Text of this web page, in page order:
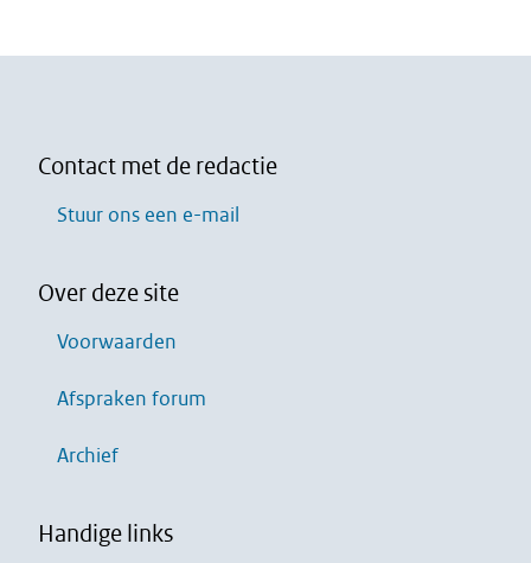
Contact met de redactie
Stuur ons een e-mail
Over deze site
Voorwaarden
Afspraken forum
Archief
Handige links